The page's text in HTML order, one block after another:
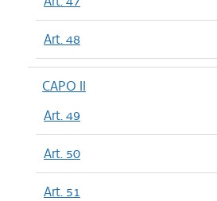
Art. 48
CAPO II
Art. 49
Art. 50
Art. 51